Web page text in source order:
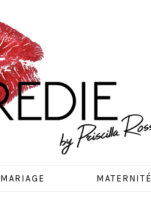
MARIAGE MATERNITÉ